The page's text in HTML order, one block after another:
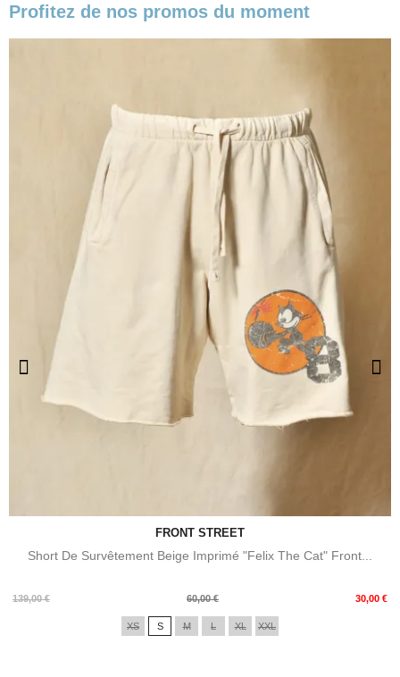
Profitez de nos promos du moment
FRONT STREET
Short De Survêtement Beige Imprimé "Felix The Cat" Front...
139,00 €
Prix
60,00 € 30,00 €
Prix
XS S M L XL XXL